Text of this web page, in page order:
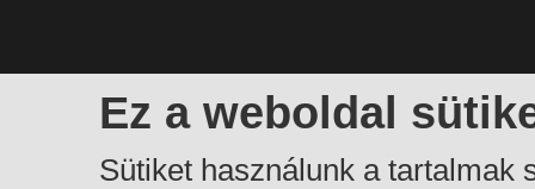
Ez a weboldal
Sütiket használunk a tartalmak